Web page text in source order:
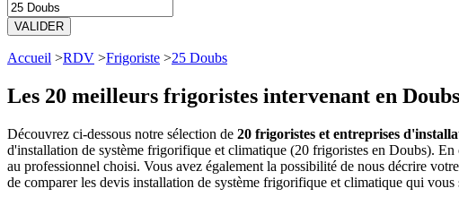
VALIDER
Accueil >RDV >Frigoriste >25 Doubs
Les 20 meilleurs frigoristes intervenant en
Découvrez ci-dessous notre sélection de 20 frigoristes et entreprises
d'installation de système frigorifique et climatique (20 frigoristes en Doubs).
au professionnel choisi. Vous avez également la possibilité de nous décrire
de comparer les devis installation de système frigorifique et climatique qui vous